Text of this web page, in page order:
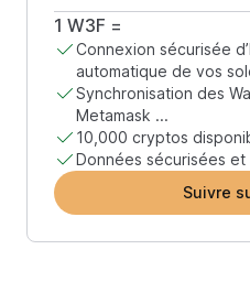
1 W3F =
Connexion sécurisée
automatique de vos
Synchronisation des
Metamask ...
10,000 cryptos
Données sécurisées
Suivre